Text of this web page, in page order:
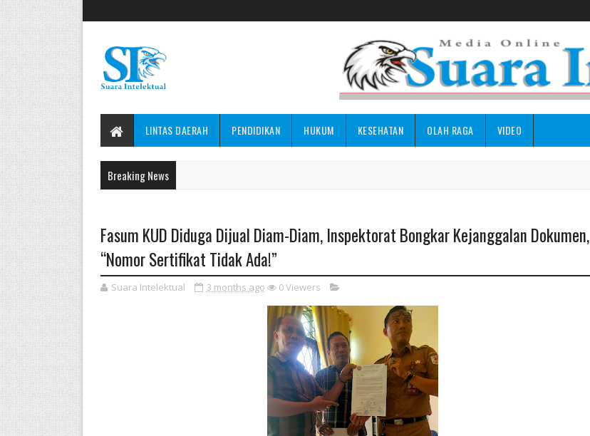
LINTAS DAERAH PENDIDIKAN HUKUM KESEHATAN OLAH RAGA VIDEO
Breaking News
Fasum KUD Diduga Dijual Diam-Diam, Inspektorat Bongkar Kejanggalan Dokumen,
“Nomor Sertifikat Tidak Ada!”
Suara Intelektual 3 months ago 0Viewers